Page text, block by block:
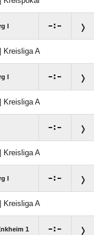
I :
Kreisliga A
I :
Kreisliga A
:
Kreisliga A
I :
Kreisliga A
1 :